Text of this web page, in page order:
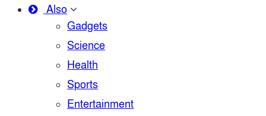
Also
Gadgets
Science
Health
Sports
Entertainment